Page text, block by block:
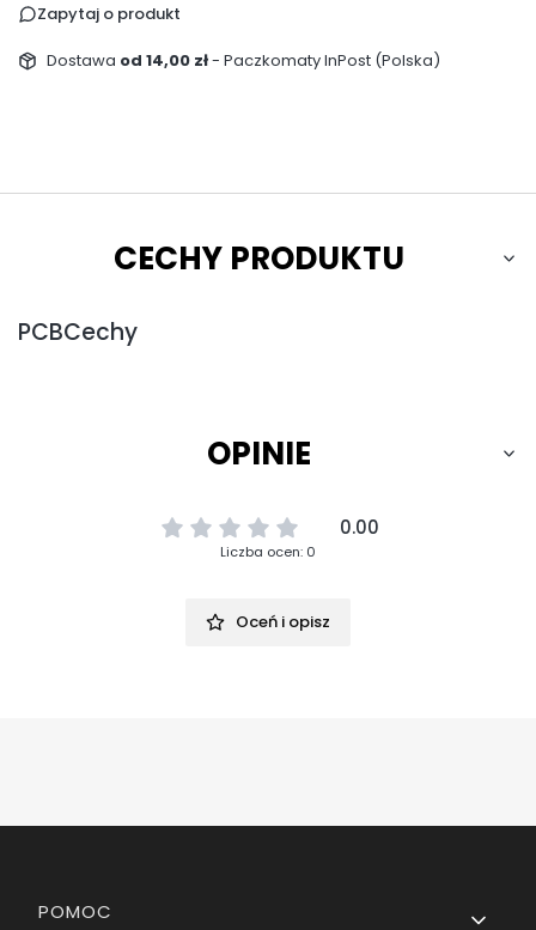
Zapytaj o produkt
Dostawa od 14,00 zł- Paczkomaty InPost (Polska)
CECHY PRODUKTU
PCBCechy
OPINIE
0.00
Liczba ocen: 0
Oceń i opisz
Linki w stopce
POMOC